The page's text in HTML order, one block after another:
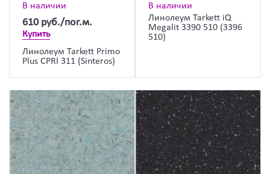
В наличии
610 руб./пог.м.
Купить
Линолеум Tarkett Primo
Plus CPRI 311 (Sinteros)
В наличии
Линолеум Tarkett iQ
Megalit 3390 510 (3396
510)